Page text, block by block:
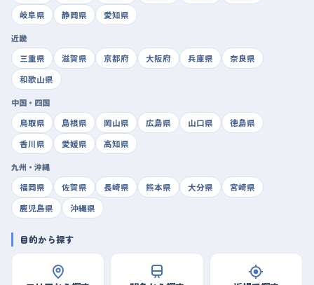
岐阜県
静岡県 愛知県
近畿
三重県
滋賀県 京都府 大阪府 兵庫県
奈良県
和歌山県
中国・四国
鳥取県
島根県 岡山県 広島県 山口県
徳島県
香川県
愛媛県 高知県
九州・沖縄
福岡県
佐賀県 長崎県 熊本県 大分県
宮崎県
鹿児島県
沖縄県
目的から探す